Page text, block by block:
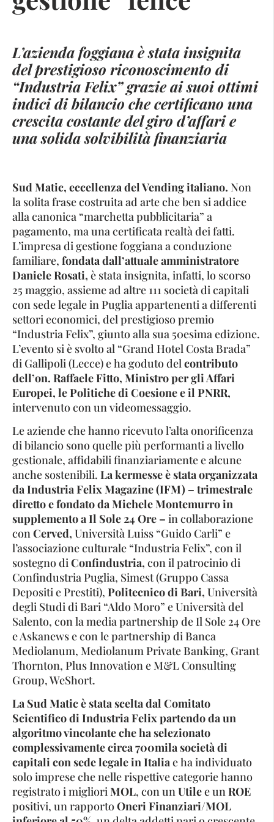
L’azienda foggiana è stata insignita
del prestigioso riconoscimento di
“Industria Felix” grazie ai suoi ottimi
indici di bilancio che certificano una
crescita costante del giro d’affari e
una solida solvibilità finanziaria
Sud Matic, eccellenza del Vending italiano. Non
la solita frase costruita ad arte che ben si addice
alla canonica “marchetta pubblicitaria” a
pagamento, ma una certificata realtà dei fatti.
L’impresa di gestione foggiana a conduzione
familiare, fondata dall’attuale amministratore
Daniele Rosati, è stata insignita, infatti, lo scorso
25 maggio, assieme ad altre 111 società di capitali
con sede legale in Puglia appartenenti a differenti
settori economici, del prestigioso premio
“Industria Felix”, giunto alla sua 50esima edizione.
L’evento si è svolto al “Grand Hotel Costa Brada”
di Gallipoli (Lecce) e ha goduto del contributo
dell’on. Raffaele Fitto, Ministro per gli Affari
Europei, le Politiche di Coesione e il PNRR,
intervenuto con un videomessaggio.
Le aziende che hanno ricevuto l’alta onorificenza
di bilancio sono quelle più performanti a livello
gestionale, affidabili finanziariamente e alcune
anche sostenibili. La kermesse è stata organizzata
da Industria Felix Magazine (IFM) – trimestrale
diretto e fondato da Michele Montemurro in
supplemento a Il Sole 24 Ore – in collaborazione
conCerved, Università Luiss “Guido Carli” e
l’associazione culturale “Industria Felix”, con il
sostegno diConfindustria, con il patrocinio di
Confindustria Puglia, Simest (Gruppo Cassa
Depositi e Prestiti), Politecnico di Bari, Università
degli Studi di Bari “Aldo Moro” e Università del
Salento, con la media partnership de Il Sole 24 Ore
e Askanews e con le partnership di Banca
Mediolanum, Mediolanum Private Banking, Grant
Thornton, Plus Innovation e M&L Consulting
Group, WeShort.
La Sud Matic è stata scelta dal Comitato
Scientifico di Industria Felix partendo da un
algoritmo vincolante che ha selezionato
complessivamente circa 700mila società di
capitali con sede legale in Italiae ha individuato
solo imprese che nelle rispettive categorie hanno
registrato i miglioriMOL, con unUtilee unROE
positivi, un rapportoOneri Finanziari/MOL